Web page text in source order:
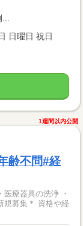
日曜日 祝日
1週間以内公開
齢不問#経
療器具の洗浄 ・